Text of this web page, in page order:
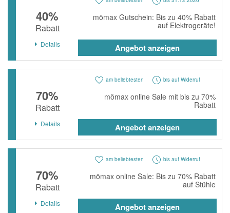
Ankerkraut
ABOUT YOU
Alle Shops anzeigen
40%
Rabatt
mömax Gutschein: Bis zu 40% Rabatt
auf Elektrogeräte!
Details Angebot anzeigen
am beliebtesten bis auf Widerruf
70%
Rabatt
mömax online Sale mit bis zu 70%
Rabatt
Details Angebot anzeigen
am beliebtesten bis auf Widerruf
70%
Rabatt
mömax online Sale: Bis zu 70% Rabatt
auf Stühle
Details Angebot anzeigen